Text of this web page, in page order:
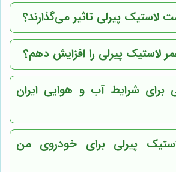
لاستیک پیرلی تاثیر می‌گذارند؟
لاستیک پیرلی را افزایش دهم؟
برای شرایط آب و هوایی ایران
پیرلی برای خودروی من